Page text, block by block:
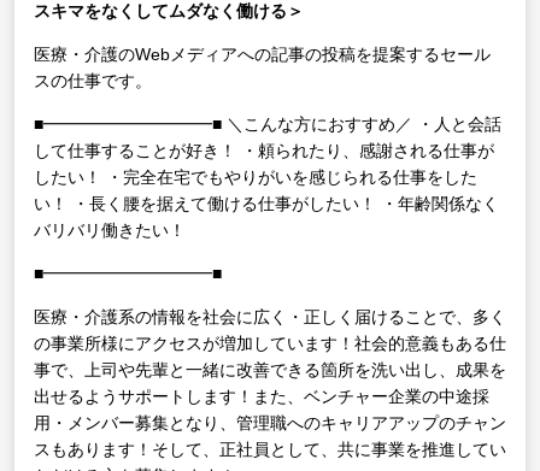
スキマをなくしてムダなく働ける＞
医療・介護のWebメディアへの記事の投稿を提案するセール
スの仕事です。
■━━━━━━━━━━■ ＼こんな方におすすめ／
・人と会話
して仕事することが好き！
・頼られたり、感謝される仕事が
したい！
・完全在宅でもやりがいを感じられる仕事をした
い！
・長く腰を据えて働ける仕事がしたい！
・年齢関係なく
バリバリ働きたい！
■━━━━━━━━━━■
医療・介護系の情報を社会に広く・正しく届けることで、多く
の事業所様にアクセスが増加しています！社会的意義もある仕
事で、上司や先輩と一緒に改善できる箇所を洗い出し、成果を
出せるようサポートします！また、ベンチャー企業の中途採
用・メンバー募集となり、管理職へのキャリアアップのチャン
スもあります！そして、正社員として、共に事業を推進してい